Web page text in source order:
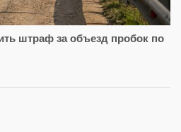
штраф за объезд пробок по